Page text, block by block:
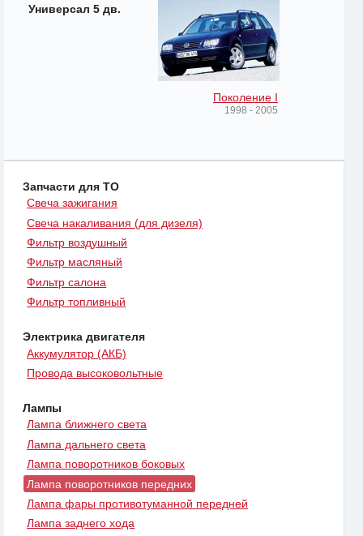
Универсал 5 дв.
Поколение I
1998 - 2005
Запчасти для ТО
Свеча зажигания
Свеча накаливания (для дизеля)
Фильтр воздушный
Фильтр масляный
Фильтр салона
Фильтр топливный
Электрика двигателя
Аккумулятор (АКБ)
Провода высоковольтные
Лампы
Лампа ближнего света
Лампа дальнего света
Лампа поворотников боковых
Лампа поворотников передних
Лампа фары противотуманной передней
Лампа заднего хода